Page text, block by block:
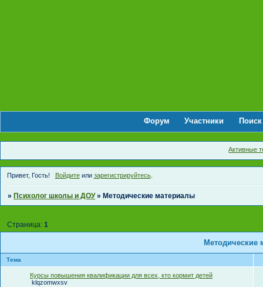
Форум Участники Поиск
Активные
Привет, Гость! Войдитеили зарегистрируйтесь.
»Психолог школы и ДОУ »Методические материалы
Методические
Страница: 1
Тема
Курсы повышения квалификации для всех, кто кормит детей
klqzomwxsv